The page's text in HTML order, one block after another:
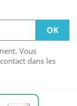
Vous
dans les